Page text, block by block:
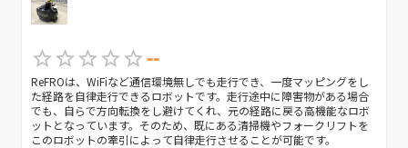
--
ReFROは、WiFiなど通信環境無しでも走行でき、一度マッピングをし
た経路を自律走行できるロボットです。走行途中に障害物がある場合
でも、自らで方向転換をし避けてくれ、元の経路に戻る高機能なロボ
ットとなっています。そのため、既にある清掃機やフォークリフトを
このロボットの牽引によって自律走行させることが可能です。